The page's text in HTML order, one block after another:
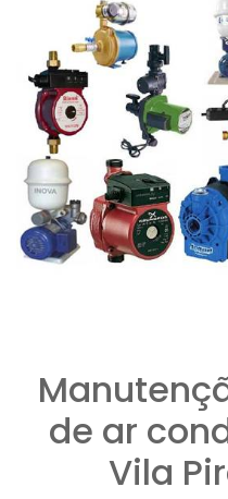
de ar
Vila